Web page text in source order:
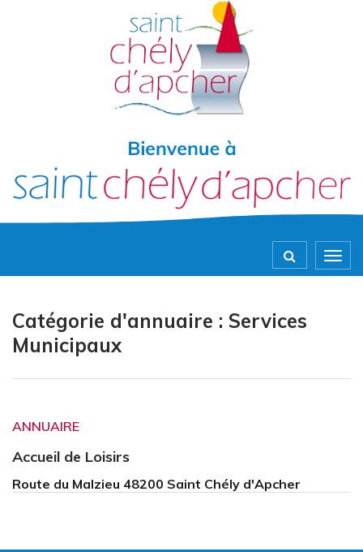
Catégorie d'annuaire : Services
Municipaux
ANNUAIRE
Accueil de Loisirs
Route du Malzieu 48200 Saint Chély d'Apcher